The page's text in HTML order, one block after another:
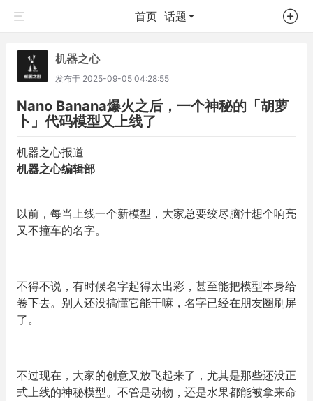
首页 话题
机器之心
发布于 2025-09-05 04:28:55
Nano Banana爆火之后，一个神秘的「胡萝
卜」代码模型又上线了
机器之心报道
机器之心编辑部
以前，每当上线一个新模型，大家总要绞尽脑汁想个响亮
又不撞车的名字。
不得不说，有时候名字起得太出彩，甚至能把模型本身给
卷下去。别人还没搞懂它能干嘛，名字已经在朋友圈刷屏
了。
不过现在，大家的创意又放飞起来了，尤其是那些还没正
式上线的神秘模型。不管是动物，还是水果都能被拿来命